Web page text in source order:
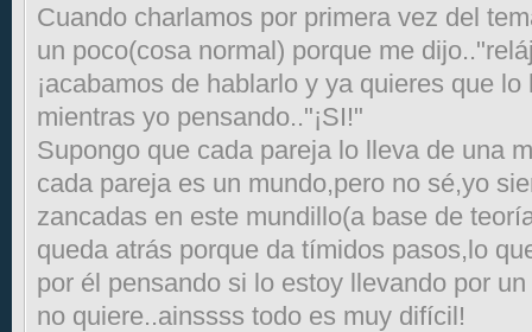
Cuando charlamos por primera vez del
un poco(cosa normal) porque me
¡acabamos de hablarlo y ya quieres que
mientras yo pensando.."¡SI!"
Supongo que cada pareja lo lleva de una
cada pareja es un mundo,pero no sé,yo
zancadas en este mundillo(a base de
queda atrás porque da tímidos pasos,lo
por él pensando si lo estoy llevando por
no quiere..ainssss todo es muy difícil!